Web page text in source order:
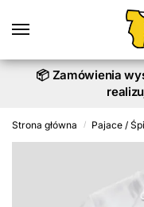
📦 Zamówienia
Strona główna / Pajace /